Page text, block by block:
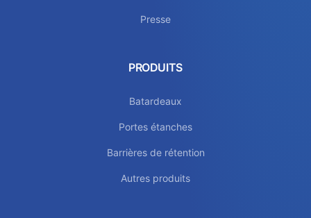
Presse
PRODUITS
Batardeaux
Portes étanches
Barrières de rétention
Autres produits